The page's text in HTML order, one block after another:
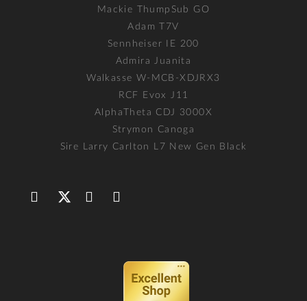
Mackie ThumpSub GO
Adam T7V
Sennheiser IE 200
Admira Juanita
Walkasse W-MCB-XDJRX3
RCF Evox J11
AlphaTheta CDJ 3000X
Strymon Canoga
Sire Larry Carlton L7 New Gen Black